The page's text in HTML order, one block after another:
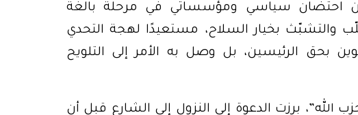
احتضان سياسي ومؤسساتي في مرحلة بالغة
والتشبّث بخيار السلاح، مستعيدًا لهجة التحدي
بحق الرئيسين، بل وصل به الأمر إلى التلويح
برزت الدعوة إلى النزول إلى الشارع قبل أن